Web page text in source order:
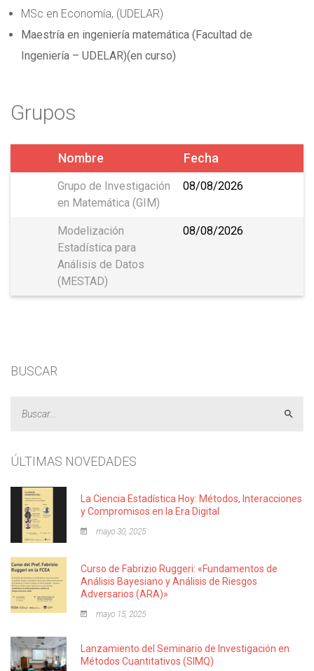
MSc en Economía, (UDELAR)
Maestría en ingeniería matemática (Facultad de
Ingeniería – UDELAR)(en curso)
Grupos
Nombre Fecha
Grupo de Investigación
en Matemática (GIM)
08/08/2026
Modelización
Estadística para
Análisis de Datos
(MESTAD)
08/08/2026
BUSCAR
ÚLTIMAS NOVEDADES
La Ciencia Estadística Hoy: Métodos, Interacciones
y Compromisos en la Era Digital
mayo 30, 2025
Curso de Fabrizio Ruggeri: «Fundamentos de
Análisis Bayesiano y Análisis de Riesgos
Adversarios (ARA)»
mayo 15, 2025
Lanzamiento del Seminario de Investigación en
Métodos Cuantitativos (SIMQ)